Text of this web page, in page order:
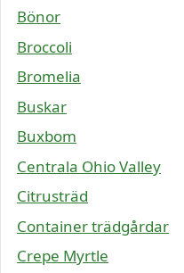
Bönor
Broccoli
Bromelia
Buskar
Buxbom
Centrala Ohio Valley
Citrusträd
Container trädgårdar
Crepe Myrtle